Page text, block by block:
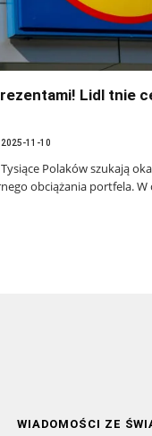
Lidl tnie
2025-11-10
Polaków szukają
obciążania portfela.
WIADOMOŚCI ZE